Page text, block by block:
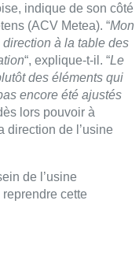
indique de son côté
(ACV Metea). “Mon
à la table des
“, explique-t-il. “Le
des éléments qui
encore été ajustés
lors pouvoir à
direction de l’usine
de l’usine
cette